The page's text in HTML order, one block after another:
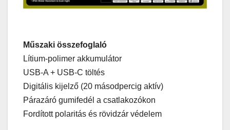
Műszaki összefoglaló
Lítium-polimer akkumulátor
USB-A + USB-C töltés
Digitális kijelző (20 másodpercig aktív)
Párazáró gumifedél a csatlakozókon
Fordított polaritás és rövidzár védelem